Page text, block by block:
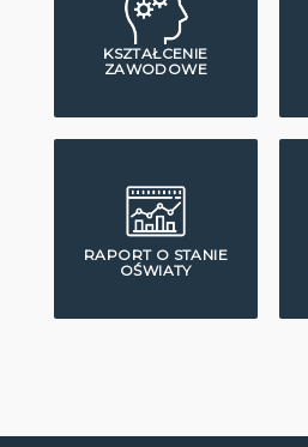
KSZTAŁCENIE
ZAWODOWE
RAPORT O STANIE
OŚWIATY